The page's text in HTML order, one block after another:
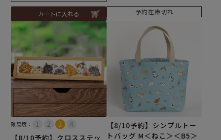
カートに入れる 予約在庫切れ
難易度：
【8/10予約】クロスステッ
【8/10予約】シンプルトー
トバッグ M＜ねこ＞＜B5＞